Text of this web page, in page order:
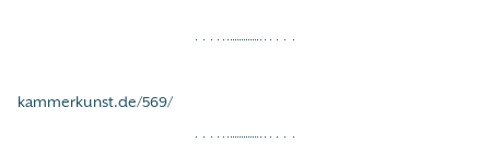
kammerkunst.de/569/